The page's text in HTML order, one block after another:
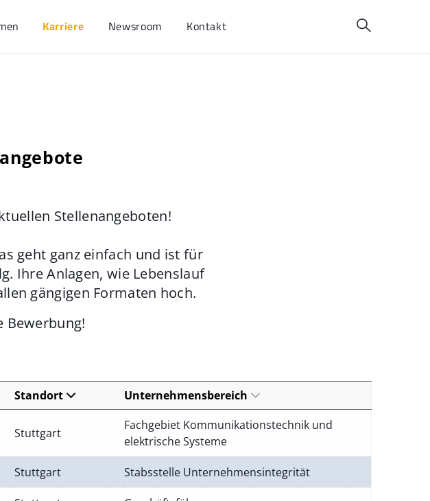
Karriere Newsroom Kontakt
Stellenangeboten!
geht ganz einfach und ist für
Ihre Anlagen, wie Lebenslauf
gängigen Formaten hoch.
Bewerbung!
Standort Unternehmensbereich
Stuttgart
Fachgebiet Kommunikationstechnik und
elektrische Systeme
Stuttgart Stabsstelle Unternehmensintegrität